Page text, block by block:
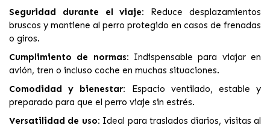
Seguridad durante el viaje: Reduce desplazamientos
bruscos y mantiene al perro protegido en casos de frenadas
o giros.
Cumplimiento de normas: Indispensable para viajar en
avión, tren o incluso coche en muchas situaciones.
Comodidad y bienestar: Espacio ventilado, estable y
preparado para que el perro viaje sin estrés.
Versatilidad de uso: Ideal para traslados diarios, visitas al